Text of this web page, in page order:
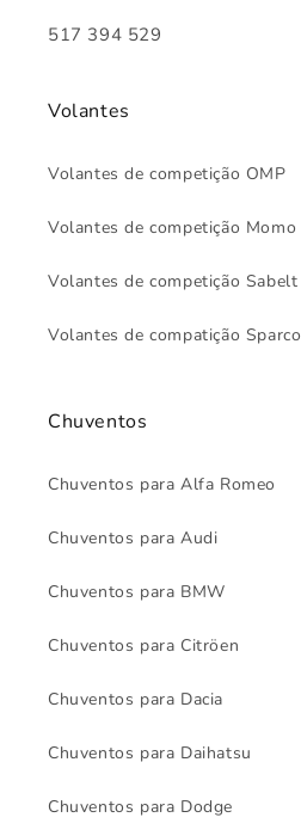
517 394 529
Volantes
Volantes de competição OMP
Volantes de competição Momo
Volantes de competição Sabelt
Volantes de compatição Sparco
Chuventos
Chuventos para Alfa Romeo
Chuventos para Audi
Chuventos para BMW
Chuventos para Citröen
Chuventos para Dacia
Chuventos para Daihatsu
Chuventos para Dodge